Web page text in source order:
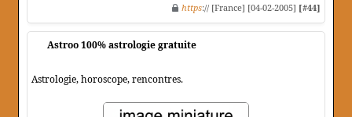
https:// [France] [04-02-2005] [#44]
Astroo 100% astrologie gratuite
Astrologie, horoscope, rencontres.